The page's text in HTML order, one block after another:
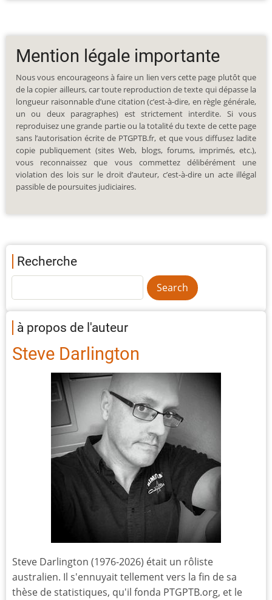
Mention légale importante
Nous vous encourageons à faire un lien vers cette page plutôt que
de la copier ailleurs, car toute reproduction de texte qui dépasse la
longueur raisonnable d’une citation (c’est-à-dire, en règle générale,
un ou deux paragraphes) est strictement interdite. Si vous
reproduisez une grande partie ou la totalité du texte de cette page
sans l’autorisation écrite de PTGPTB.fr, et que vous diffusez ladite
copie publiquement (sites Web, blogs, forums, imprimés, etc.),
vous reconnaissez que vous commettez délibérément une
violation des lois sur le droit d’auteur, c’est-à-dire un acte illégal
passible de poursuites judiciaires.
Recherche
à propos de l'auteur
Steve Darlington
Steve Darlington (1976-2026) était un rôliste
australien. Il s'ennuyait tellement vers la fin de sa
thèse de statistiques, qu'il fonda PTGPTB.org, et le